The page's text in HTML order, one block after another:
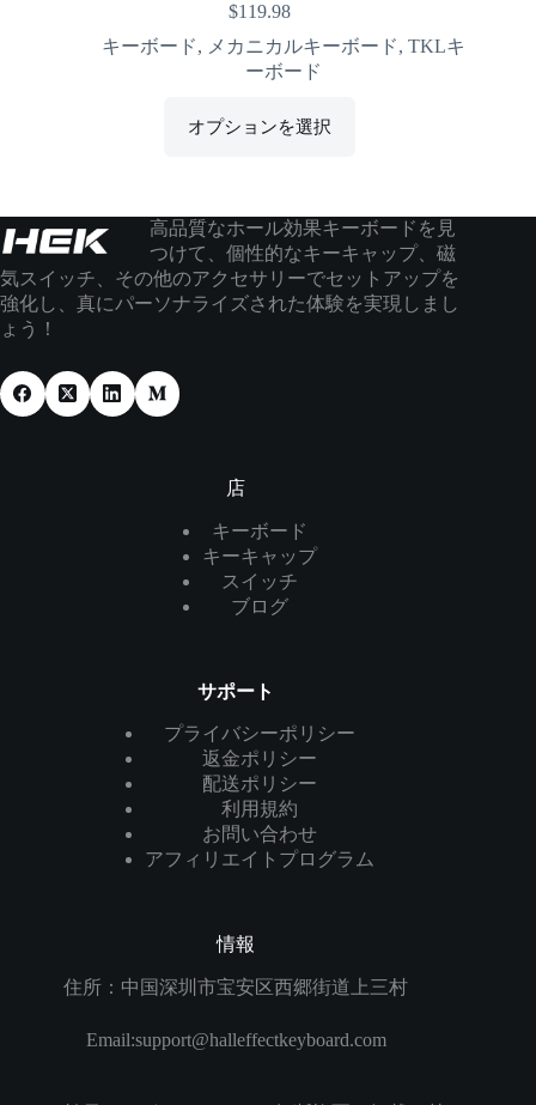
$119.98
キーボード, メカニカルキーボード,TKLキ
ーボード
オプションを選択
高品質なホール効果キーボードを見
つけて、個性的なキーキャップ、磁
気スイッチ、その他のアクセサリーでセットアップを
強化し、真にパーソナライズされた体験を実現しまし
ょう！
店
キーボード
キーキャップ
スイッチ
ブログ
サポート
プライバシーポリシー
返金ポリシー
配送ポリシー
利用規約
お問い合わせ
アフィリエイトプログラム
情報
住所：中国深圳市宝安区西郷街道上三村
Email:support@halleffectkeyboard.com